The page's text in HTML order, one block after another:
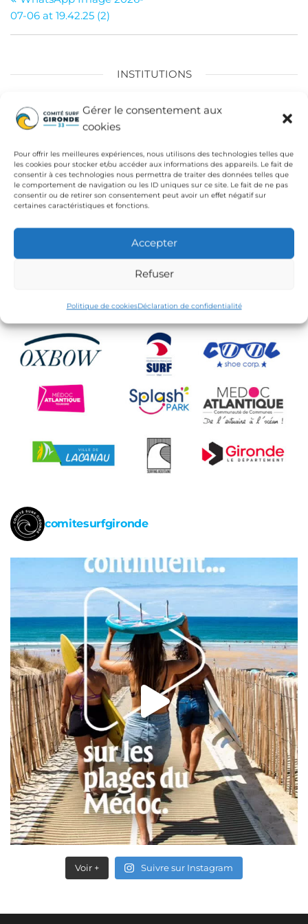
Gérer le consentement aux
cookies
Pour offrir les meilleures expériences, nous utilisons des technologies telles que
les cookies pour stocker et/ou accéder aux informations des appareils. Le fait de
consentir à ces technologies nous permettra de traiter des données telles que
le comportement de navigation ou les ID uniques sur ce site. Le fait de ne pas
consentir ou de retirer son consentement peut avoir un effet négatif sur
certaines caractéristiques et fonctions.
Accepter
Refuser
Politique de cookiesDéclaration de confidentialité
de
l’article
07-06 at 19.42.25 (2)
INSTITUTIONS
Fédération Française de Surf
Conseil Départemental de la Gironde
Ligue de Surf de Nouvelle Aquitaine
CdC Médoc Atlantique
comitesurfgironde
Voir + Suivre sur Instagram